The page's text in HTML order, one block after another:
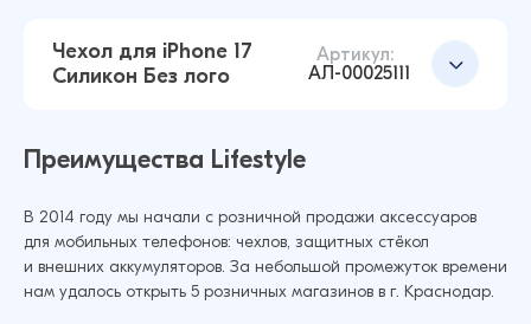
Чехол для iPhone 17 Pro Силикон Без лого
(Красный)
Чехол для iPhone 17
Силикон Без лого
Артикул:
АЛ-00025111
Преимущества Lifestyle
В 2014 году мы начали с розничной продажи аксессуаров
для мобильных телефонов: чехлов, защитных стёкол
и внешних аккумуляторов. За небольшой промежуток времени
нам удалось открыть 5 розничных магазинов в г. Краснодар.